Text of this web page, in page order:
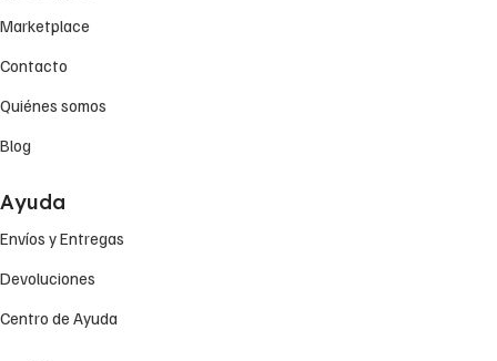
Marketplace
Contacto
Quiénes somos
Blog
Ayuda
Envíos y Entregas
Devoluciones
Centro de Ayuda